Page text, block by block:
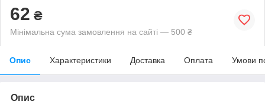
62 ₴
Мінімальна сума замовлення на сайті — 500 ₴
Опис Характеристики Доставка Оплата Умови
Опис